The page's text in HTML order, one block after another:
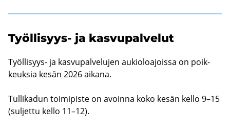
Työllisyys-​ ja kas­vu­pal­ve­lut
Työllisyys-​ ja kas­vu­pal­ve­lu­jen au­kio­loa­jois­sa on poik­
keuk­sia kesän 2026 ai­ka­na.
Tul­li­ka­dun toi­mi­pis­te on avoin­na koko kesän kello 9–15
(sul­jet­tu kello 11–12).